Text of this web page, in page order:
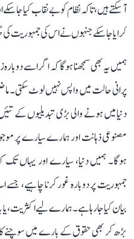
آ سکتے ہیں، تاکہ نظام کو بے نقاب کیا جا
کرایا جا سکے جنہوں نے اس کی جمہوریت
ہمیں یہ بھی سمجھنا ہوگا کہ اگر اسے
پرانی حالت میں واپس نہیں لوٹ سکتی۔
دنیا میں ہونے والی بڑی تبدیلیوں کے
مصنوعی ذہانت اور ہمارے سیارے پر
ہوگا۔ ہمیں دنیا، سیارے اور یہاں
جمہوریت پر دوبارہ غور کرنا چاہیے،
بیان کیا جا رہا ہے۔ ہمارے لیے
بڑھ کر بھی حقوق کے بارے میں سوچنے